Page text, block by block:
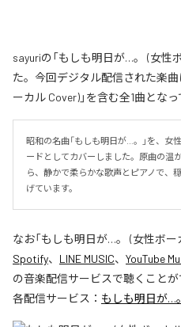
sayuriの「もしも明日が…。 (女性
た。今回デジタル配信された楽
ーカル Cover)」を含む全1曲となっ
昭和の名曲「もしも明日が…。」を、女
ードとしてカバーしました。原曲の温
ら、静かで柔らかな歌声とピアノで、
げています。
なお「もしも明日が…。 (女性ボー
Spotify、 LINE MUSIC、 YouTube
の音楽配信サービスで聴くことが
各配信サービス： もしも明日が…